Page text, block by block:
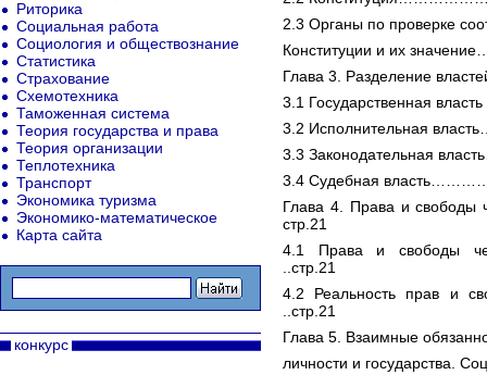
2.3 Органы по проверке
Конституции и их
Глава 3. Разделение
3.1 Государственная
3.2 Исполнительная
3.3 Законодательная
3.4 Судебная
Глава 4. Права и
стр.21
4.1 Права и
..стр.21
4.2 Реальность прав
..стр.21
Глава 5. Взаимные
личности и государства.
Риторика
Социальная работа
Социология и обществознание
Статистика
Страхование
Схемотехника
Таможенная система
Теория государства и права
Теория организации
Теплотехника
Транспорт
Экономика туризма
Экономико-математическое
Карта сайта
конкурс